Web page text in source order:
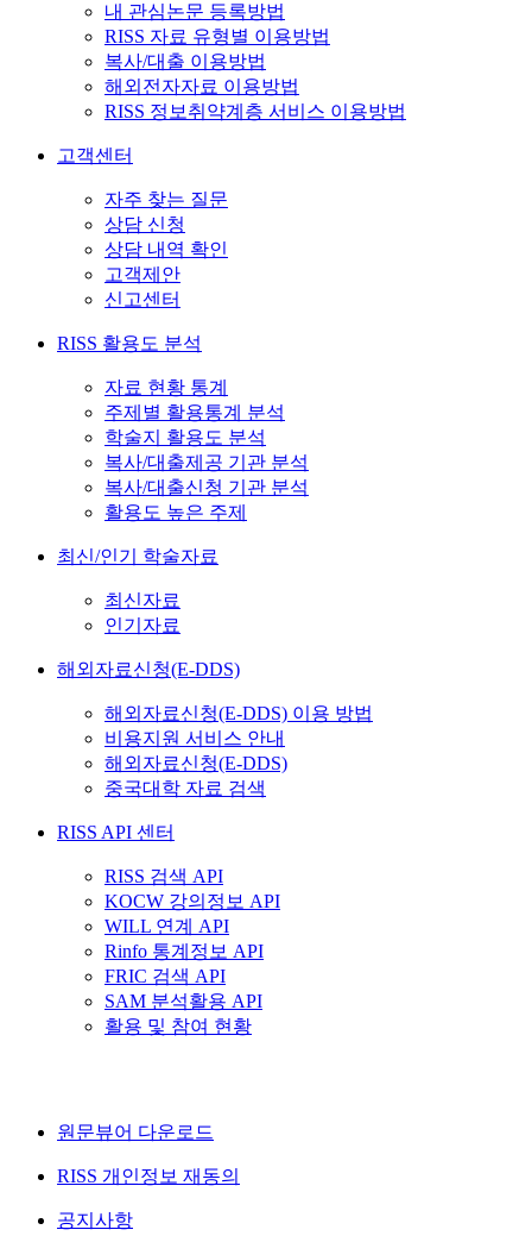
내 관심논문 등록방법
RISS 자료 유형별 이용방법
복사/대출 이용방법
해외전자자료 이용방법
RISS 정보취약계층 서비스 이용방법
고객센터
자주 찾는 질문
상담 신청
상담 내역 확인
고객제안
신고센터
RISS 활용도 분석
자료 현황 통계
주제별 활용통계 분석
학술지 활용도 분석
복사/대출제공 기관 분석
복사/대출신청 기관 분석
활용도 높은 주제
최신/인기 학술자료
최신자료
인기자료
해외자료신청(E-DDS)
해외자료신청(E-DDS) 이용 방법
비용지원 서비스 안내
해외자료신청(E-DDS)
중국대학 자료 검색
RISS API 센터
RISS 검색 API
KOCW 강의정보 API
WILL 연계 API
Rinfo 통계정보 API
FRIC 검색 API
SAM 분석활용 API
활용 및 참여 현황
원문뷰어 다운로드
RISS 개인정보 재동의
공지사항